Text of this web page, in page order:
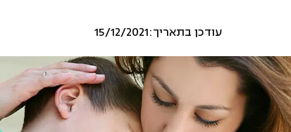
עודכן בתאריך:15/12/2021